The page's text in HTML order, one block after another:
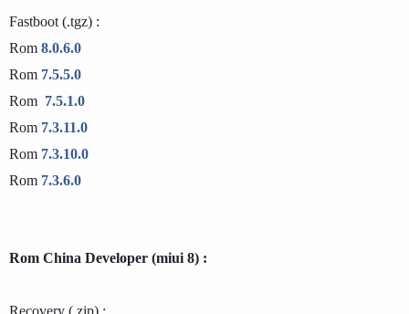
Fastboot (.tgz) :
Rom 8.0.6.0
Rom 7.5.5.0
Rom 7.5.1.0
Rom 7.3.11.0
Rom 7.3.10.0
Rom 7.3.6.0
Rom China Developer (miui 8) :
Recovery (.zip) :